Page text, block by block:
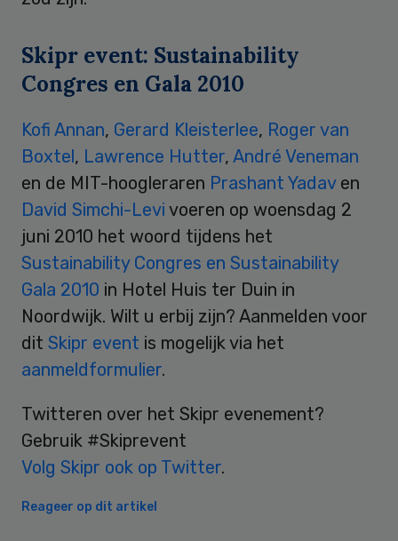
Skipr event: Sustainability
Congres en Gala 2010
Kofi Annan, Gerard Kleisterlee, Roger van
Boxtel, Lawrence Hutter, André Veneman
en de MIT-hoogleraren Prashant Yadav en
David Simchi-Levi voeren op woensdag 2
juni 2010 het woord tijdens het
Sustainability Congres en Sustainability
Gala 2010 in Hotel Huis ter Duin in
Noordwijk. Wilt u erbij zijn? Aanmelden voor
dit Skipr event is mogelijk via het
aanmeldformulier.
Twitteren over het Skipr evenement?
Gebruik #Skiprevent
Volg Skipr ook op Twitter.
Reageer op dit artikel